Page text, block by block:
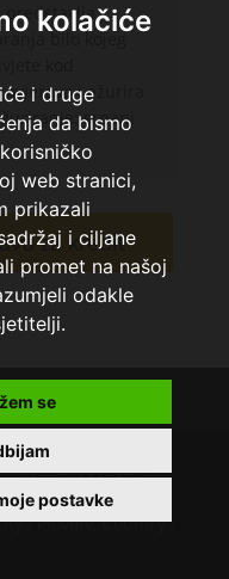
kolačiće
i druge
da bismo
web stranici,
prikazali
i ciljane
promet na našoj
odakle
se
postavke
bilo kojeg
kod
i ažurira
srpanj
za kredit
: 205391327,
, Adress : UL.L.
: Plovdiv, Country :